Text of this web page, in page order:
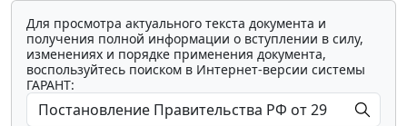
Для просмотра актуального текста документа и
получения полной информации о вступлении в силу,
изменениях и порядке применения документа,
воспользуйтесь поиском в Интернет-версии системы
ГАРАНТ: